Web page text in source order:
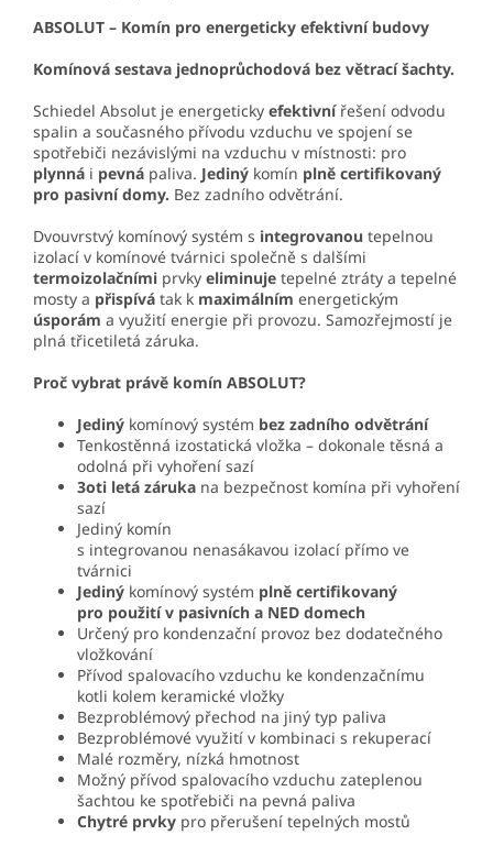
ABSOLUT – Komín pro energeticky efektivní budovy
Komínová sestava jednoprůchodová bez větrací šachty.
Schiedel Absolut je energeticky efektivnířešení odvodu
spalin a současného přívodu vzduchu ve spojení se
spotřebiči nezávislými na vzduchu v místnosti: pro
plynná i pevná paliva. Jediný komín plně certifikovaný
pro pasivní domy. Bez zadního odvětrání.
Dvouvrstvý komínový systém s integrovanou tepelnou
izolací v komínové tvárnici společně s dalšími
termoizolačními prvky eliminuje tepelné ztráty a tepelné
mosty a přispívá tak k maximálním energetickým
úsporám a využití energie při provozu. Samozřejmostí je
plná třicetiletá záruka.
Proč vybrat právě komín ABSOLUT?
Jediný komínový systém bez zadního odvětrání
Tenkostěnná izostatická vložka – dokonale těsná a
odolná při vyhoření sazí
3oti letá záruka na bezpečnost komína při vyhoření
sazí
Jediný komín
s integrovanou nenasákavou izolací přímo ve
tvárnici
Jediný komínový systém plně certifikovaný
pro použití v pasivních a NED domech
Určený pro kondenzační provoz bez dodatečného
vložkování
Přívod spalovacího vzduchu ke kondenzačnímu
kotli kolem keramické vložky
Bezproblémový přechod na jiný typ paliva
Bezproblémové využití v kombinaci s rekuperací
Malé rozměry, nízká hmotnost
Možný přívod spalovacího vzduchu zateplenou
šachtou ke spotřebiči na pevná paliva
Chytré prvky pro přerušení tepelných mostů